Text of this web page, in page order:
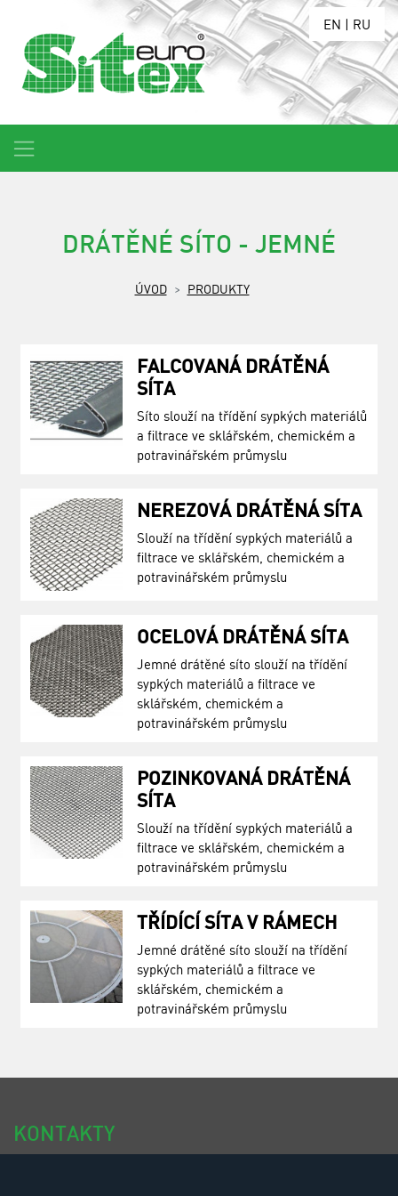
EN | RU
DRÁTĚNÉ SÍTO - JEMNÉ
ÚVOD PRODUKTY
FALCOVANÁ DRÁTĚNÁ
SÍTA
Síto slouží na třídění sypkých materiálů
a filtrace ve sklářském, chemickém a
potravinářském průmyslu
NEREZOVÁ DRÁTĚNÁ SÍTA
Slouží na třídění sypkých materiálů a
filtrace ve sklářském, chemickém a
potravinářském průmyslu
OCELOVÁ DRÁTĚNÁ SÍTA
Jemné drátěné síto slouží na třídění
sypkých materiálů a filtrace ve
sklářském, chemickém a
potravinářském průmyslu
POZINKOVANÁ DRÁTĚNÁ
SÍTA
Slouží na třídění sypkých materiálů a
filtrace ve sklářském, chemickém a
potravinářském průmyslu
TŘÍDÍCÍ SÍTA V RÁMECH
Jemné drátěné síto slouží na třídění
sypkých materiálů a filtrace ve
sklářském, chemickém a
potravinářském průmyslu
KONTAKTY